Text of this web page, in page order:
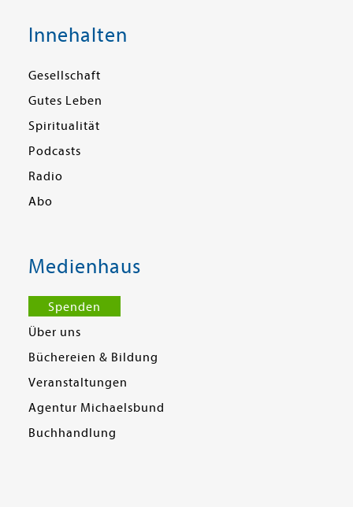
Innehalten
Gesellschaft
Gutes Leben
Spiritualität
Podcasts
Radio
Abo
Medienhaus
Spenden
Über uns
Büchereien & Bildung
Veranstaltungen
Agentur Michaelsbund
Buchhandlung